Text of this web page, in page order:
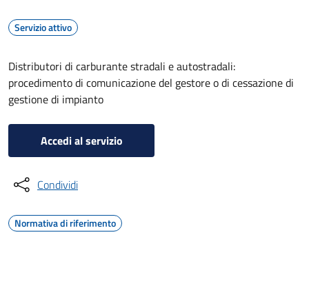
Servizio attivo
Distributori di carburante stradali e autostradali:
procedimento di comunicazione del gestore o di cessazione di
gestione di impianto
Accedi al servizio
Condividi
Normativa di riferimento